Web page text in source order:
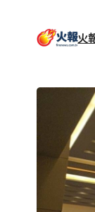
火